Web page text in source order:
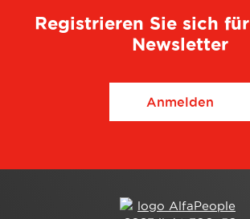
Registrieren Sie sich
Newsletter
Anmelden